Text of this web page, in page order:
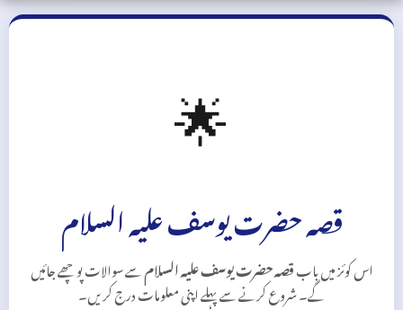
🌟
قصہ حضرت یوسف علیہ السلام
اس کوئز میں بابقصہ حضرت یوسف علیہ السلامسے سوالات پوچھے جائیں
گے۔ شروع کرنے سے پہلے اپنی معلومات درج کریں۔